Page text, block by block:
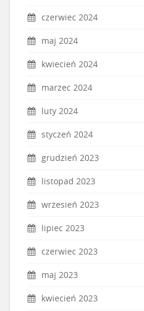
czerwiec 2024
maj 2024
kwiecień 2024
marzec 2024
luty 2024
styczeń 2024
grudzień 2023
listopad 2023
wrzesień 2023
lipiec 2023
czerwiec 2023
maj 2023
kwiecień 2023